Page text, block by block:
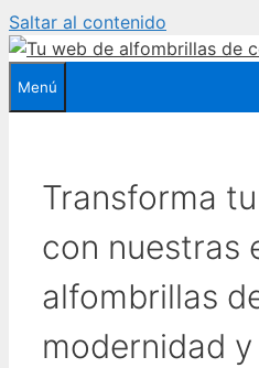
Saltar al contenido
Menú
Transforma
con nuestras
alfombrillas
modernidad y